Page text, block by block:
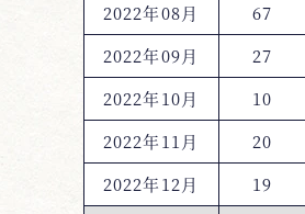
2022年08月
67
2022年09月
27
2022年10月
10
2022年11月
20
2022年12月
19